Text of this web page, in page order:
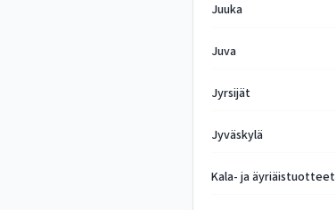
Juuka
Juva
Jyrsijät
Jyväskylä
Kala- ja äyriäistuotteet